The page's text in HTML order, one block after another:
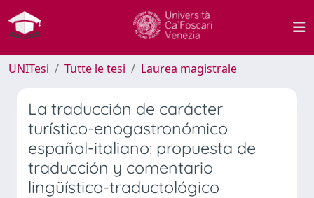
UNITesi Tutte le tesi Laurea magistrale
La traducción de carácter
turístico-enogastronómico
español-italiano: propuesta de
traducción y comentario
lingüístico-traductológico